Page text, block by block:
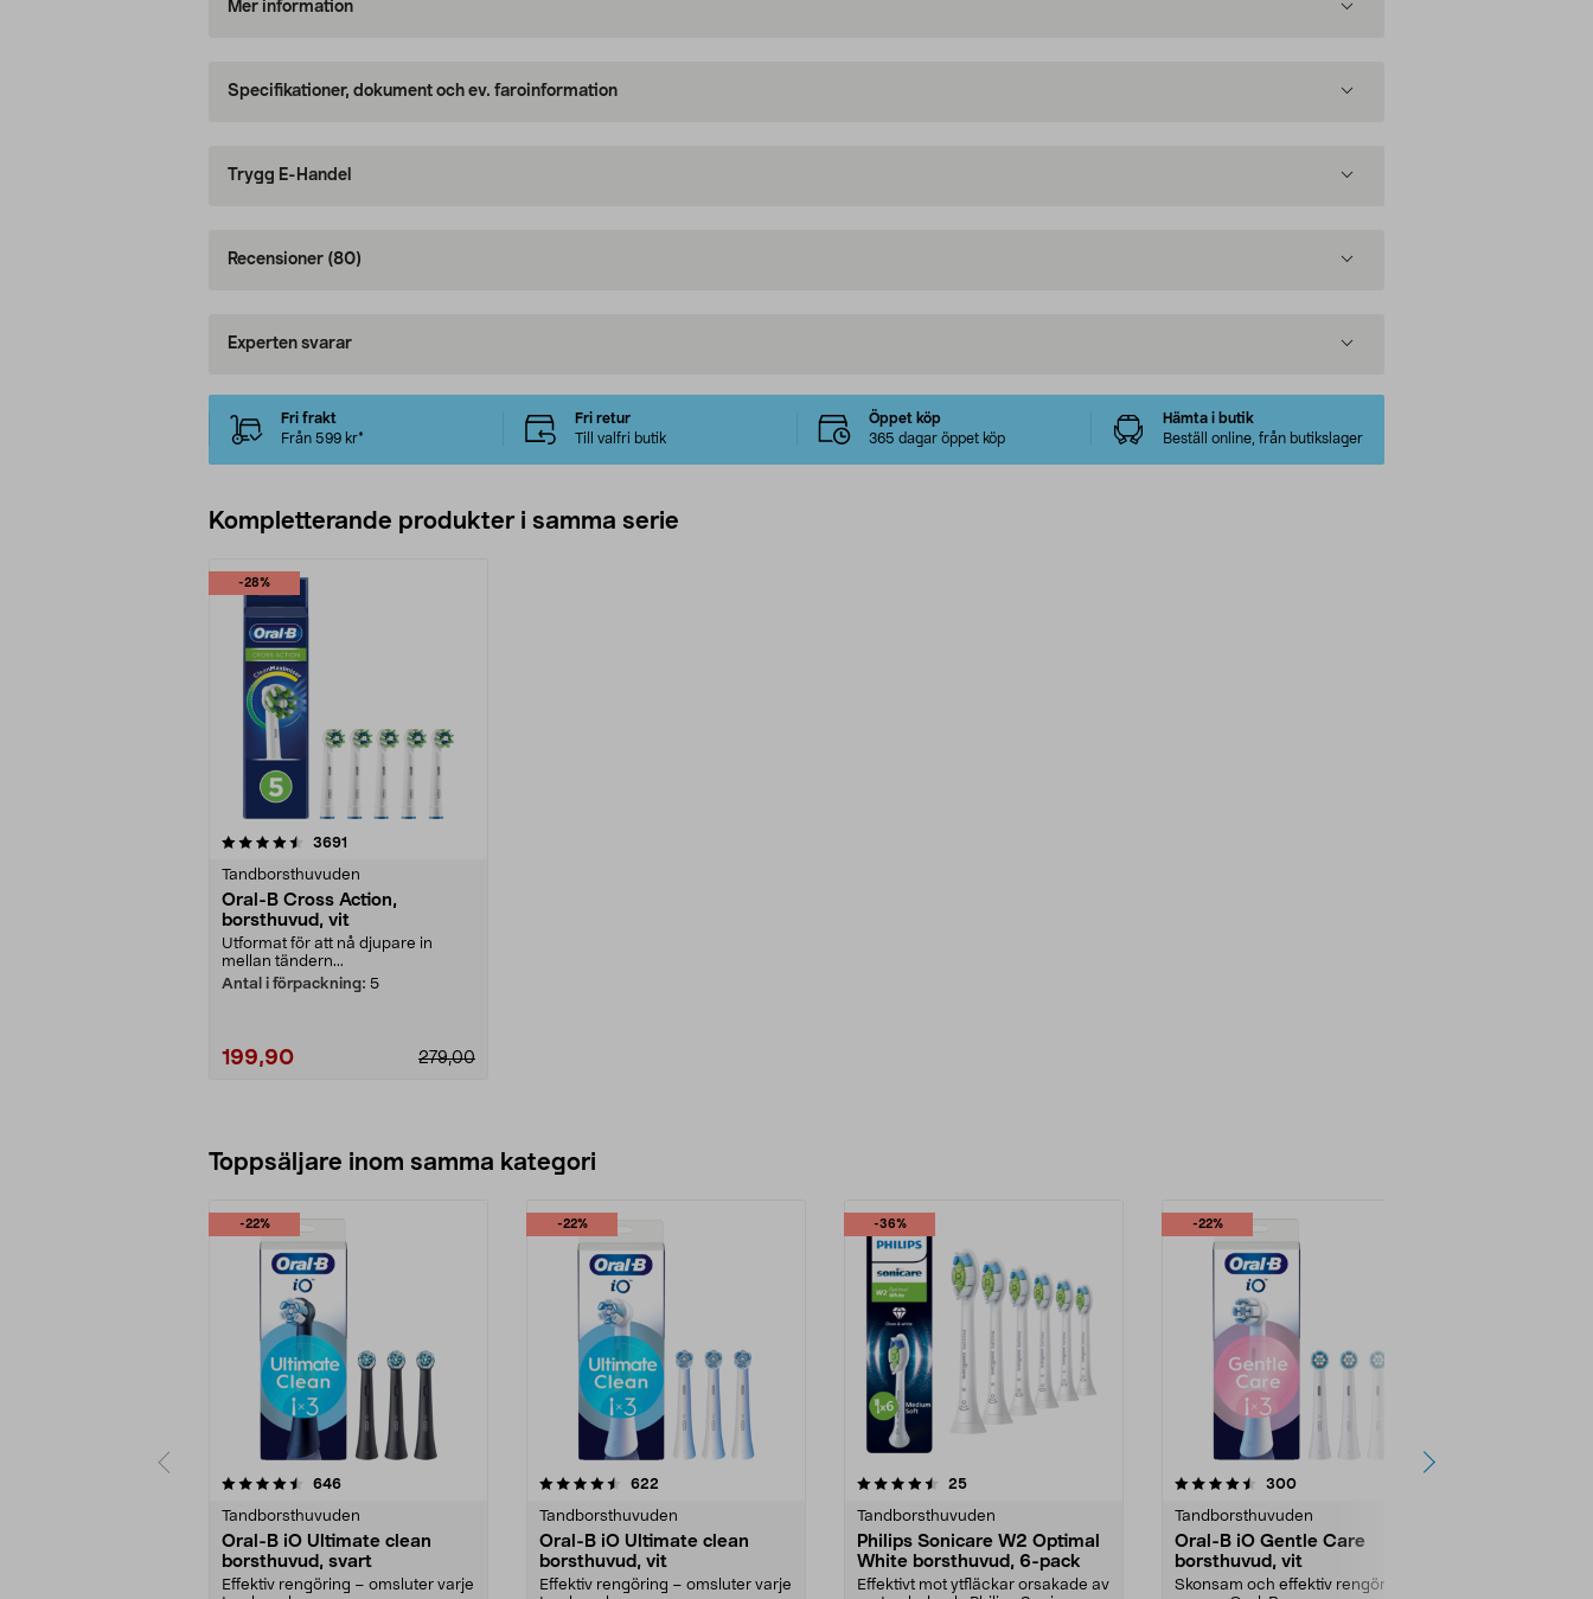
Mer information
Specifikationer, dokument och ev. faroinformation
Trygg E-Handel
Recensioner (80)
Experten svarar
Fri frakt
Från 599 kr*
Fri retur
Till valfri butik
Öppet köp
365 dagar öppet köp
Hämta i butik
Beställ online, från butikslager
Kompletterande produkter i samma serie
-28%
3691
Tandborsthuvuden
Oral-B Cross Action,
borsthuvud, vit
Utformat för att nå djupare in
mellan tändern...
Antal i förpackning: 5
279,00
199,90
Toppsäljare inom samma kategori
-22%
646recensioner
Tandborsthuvuden
Oral-B iO Ultimate clean
borsthuvud, svart
Effektiv rengöring – omsluter varje
-22%
4.5 av 5 stjärnor 622
Tandborsthuvuden
Oral-B iO Ultimate clean
borsthuvud, vit
Effektiv rengöring – omsluter varje
-36%
4.5 av 5 stjärnor 25recensioner
Tandborsthuvuden
Philips Sonicare W2 Optimal
White borsthuvud, 6-pack
Effektivt mot ytfläckar orsakade av
-22%
4.5 av 5 stjärnor 300recensioner
Tandborsthuvuden
Oral-B iO Gentle Care
borsthuvud, vit
Skonsam och effektiv rengöring,
4.5 av 5 stjärnor